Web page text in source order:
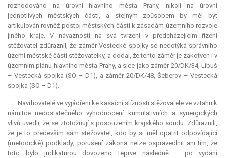
rozhodováno na úrovni hlavního města Prahy, nikoli na úrovni
jednotlivých městských částí, a stejným způsobem by měl být
artikulován rovněž postoj městských částí k zásadám územního rozvoje
jiného kraje. V návaznosti na svá tvrzení v předcházejícím řízení
stěžovatel zdůraznil, že záměr Vestecké spojky se nedotýká správního
území městské části stěžovatelky, a dodal, že tento záměr je zakotven i v
územním plánu hlavního města Prahy, a sice jako záměr 20/DK/34, Libuš
– Vestecká spojka (SO – D1), a záměr 20/DK/48, Šeberov – Vestecká
spojka (SO – D1).
Navrhovatelé ve vyjádření ke kasační stížnosti stěžovatele ve vztahu k
námitce nedostatečného vyhodnocení kumulativních a synergických
vlivů uvedli, že se ztotožňují s posouzením krajského soudu. Zdůraznili,
že je to především sám stěžovatel, kdo by si měl opatřit odpovídající
(metodické) podklady; porušení zákona nelze ospravedlnit ani tím, že
toto bylo judikaturou dovozeno teprve následně – po vydání